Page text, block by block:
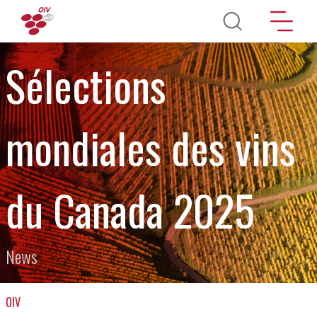
Pasar al contenido principal
Sélections
mondiales des vins
du Canada 2025
News
OIV